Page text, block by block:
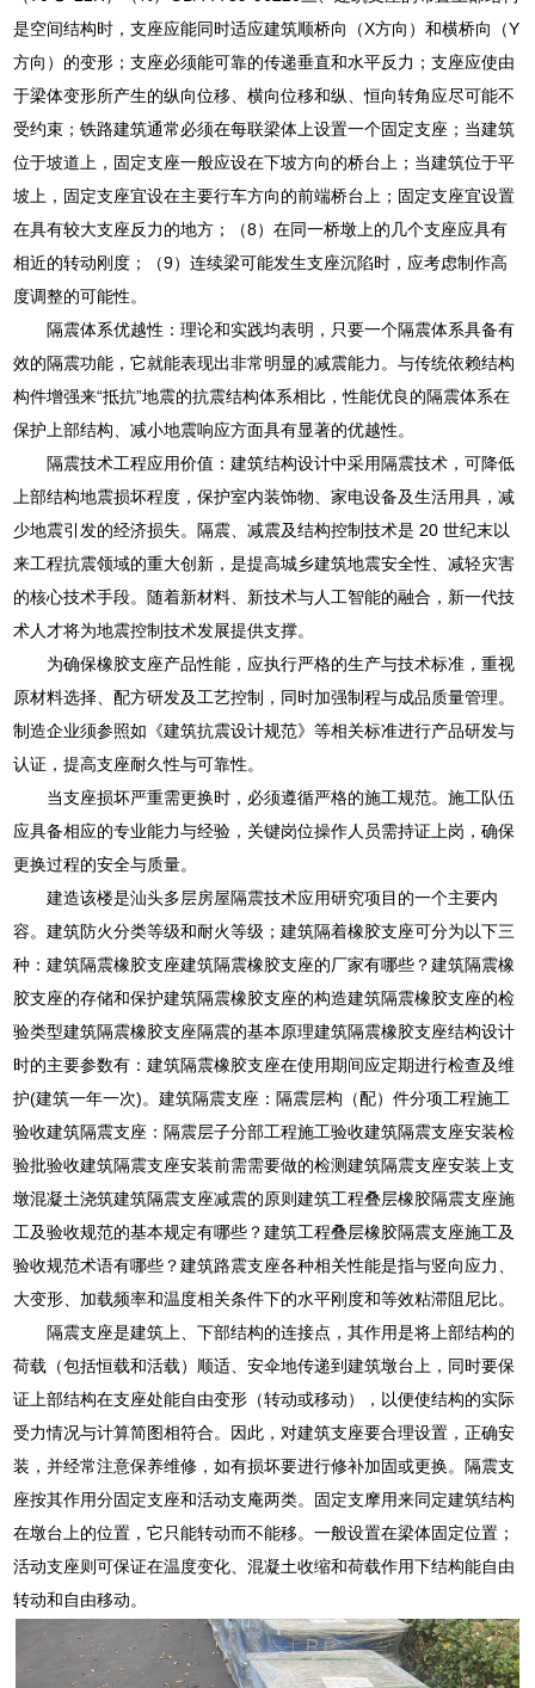
是空间结构时，支座应能同时适应建筑顺桥向（X方向）和横桥向（Y
方向）的变形；支座必须能可靠的传递垂直和水平反力；支座应使由
于梁体变形所产生的纵向位移、横向位移和纵、恒向转角应尽可能不
受约束；铁路建筑通常必须在每联梁体上设置一个固定支座；当建筑
位于坡道上，固定支座一般应设在下坡方向的桥台上；当建筑位于平
坡上，固定支座宜设在主要行车方向的前端桥台上；固定支座宜设置
在具有较大支座反力的地方；（8）在同一桥墩上的几个支座应具有
相近的转动刚度；（9）连续梁可能发生支座沉陷时，应考虑制作高
度调整的可能性。
隔震体系优越性：理论和实践均表明，只要一个隔震体系具备有
效的隔震功能，它就能表现出非常明显的减震能力。与传统依赖结构
构件增强来“抵抗”地震的抗震结构体系相比，性能优良的隔震体系在
保护上部结构、减小地震响应方面具有显著的优越性。
隔震技术工程应用价值：建筑结构设计中采用隔震技术，可降低
上部结构地震损坏程度，保护室内装饰物、家电设备及生活用具，减
少地震引发的经济损失。隔震、减震及结构控制技术是 20 世纪末以
来工程抗震领域的重大创新，是提高城乡建筑地震安全性、减轻灾害
的核心技术手段。随着新材料、新技术与人工智能的融合，新一代技
术人才将为地震控制技术发展提供支撑。
为确保橡胶支座产品性能，应执行严格的生产与技术标准，重视
原材料选择、配方研发及工艺控制，同时加强制程与成品质量管理。
制造企业须参照如《建筑抗震设计规范》等相关标准进行产品研发与
认证，提高支座耐久性与可靠性。
当支座损坏严重需更换时，必须遵循严格的施工规范。施工队伍
应具备相应的专业能力与经验，关键岗位操作人员需持证上岗，确保
更换过程的安全与质量。
建造该楼是汕头多层房屋隔震技术应用研究项目的一个主要内
容。建筑防火分类等级和耐火等级；建筑隔着橡胶支座可分为以下三
种：建筑隔震橡胶支座建筑隔震橡胶支座的厂家有哪些？建筑隔震橡
胶支座的存储和保护建筑隔震橡胶支座的构造建筑隔震橡胶支座的检
验类型建筑隔震橡胶支座隔震的基本原理建筑隔震橡胶支座结构设计
时的主要参数有：建筑隔震橡胶支座在使用期间应定期进行检查及维
护(建筑一年一次)。建筑隔震支座：隔震层构（配）件分项工程施工
验收建筑隔震支座：隔震层子分部工程施工验收建筑隔震支座安装检
验批验收建筑隔震支座安装前需需要做的检测建筑隔震支座安装上支
墩混凝土浇筑建筑隔震支座减震的原则建筑工程叠层橡胶隔震支座施
工及验收规范的基本规定有哪些？建筑工程叠层橡胶隔震支座施工及
验收规范术语有哪些？建筑路震支座各种相关性能是指与竖向应力、
大变形、加载频率和温度相关条件下的水平刚度和等效粘滞阻尼比。
隔震支座是建筑上、下部结构的连接点，其作用是将上部结构的
荷载（包括恒载和活载）顺适、安伞地传递到建筑墩台上，同时要保
证上部结构在支座处能自由变形（转动或移动），以便使结构的实际
受力情况与计算简图相符合。因此，对建筑支座要合理设置，正确安
装，并经常注意保养维修，如有损坏要进行修补加固或更换。隔震支
座按其作用分固定支座和活动支庵两类。固定支摩用来同定建筑结构
在墩台上的位置，它只能转动而不能移。一般设置在梁体固定位置；
活动支座则可保证在温度变化、混凝土收缩和荷载作用下结构能自由
转动和自由移动。